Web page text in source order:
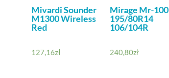
Mivardi Sounder
M1300 Wireless
Red
127,16zł
Mirage Mr-100
195/80R14
106/104R
240,80zł